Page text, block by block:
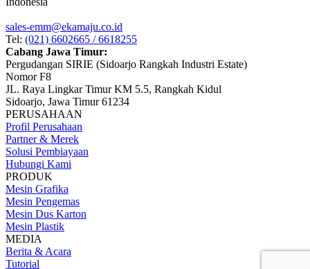
sales-emm@ekamaju.co.id
Tel: (021) 6602665 / 6618255
Cabang Jawa Timur:
Pergudangan SIRIE (Sidoarjo Rangkah Industri Estate)
Nomor F8
JL. Raya Lingkar Timur KM 5.5, Rangkah Kidul
Sidoarjo, Jawa Timur 61234
PERUSAHAAN
Profil Perusahaan
Partner & Merek
Solusi Pembiayaan
Hubungi Kami
PRODUK
Mesin Grafika
Mesin Pengemas
Mesin Dus Karton
Mesin Plastik
MEDIA
Berita & Acara
Tutorial